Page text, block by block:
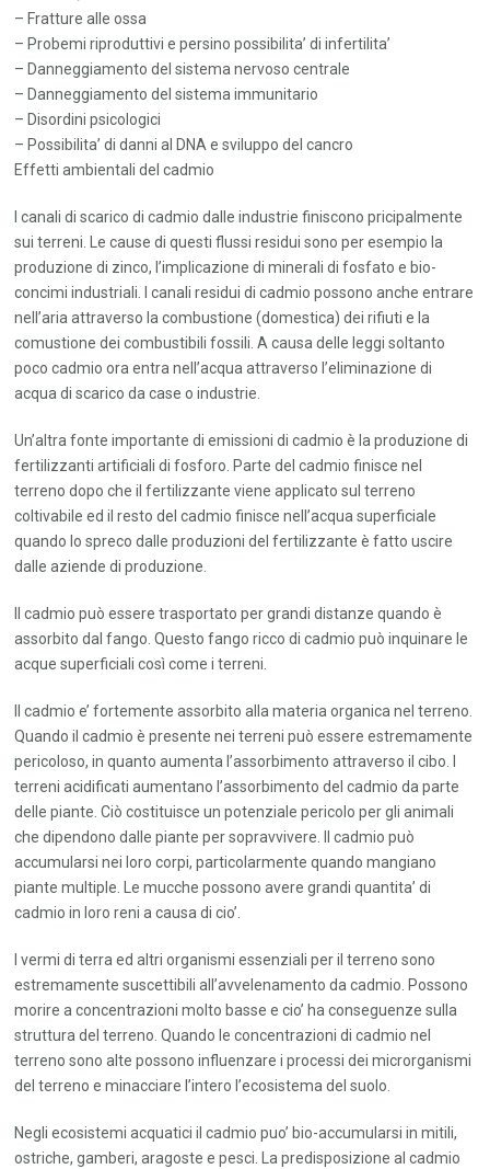
– Fratture alle ossa
– Probemi riproduttivi e persino possibilita’ di infertilita’
– Danneggiamento del sistema nervoso centrale
– Danneggiamento del sistema immunitario
– Disordini psicologici
– Possibilita’ di danni al DNA e sviluppo del cancro
Effetti ambientali del cadmio
I canali di scarico di cadmio dalle industrie finiscono pricipalmente
sui terreni. Le cause di questi flussi residui sono per esempio la
produzione di zinco, l’implicazione di minerali di fosfato e bio-
concimi industriali. I canali residui di cadmio possono anche entrare
nell’aria attraverso la combustione (domestica) dei rifiuti e la
comustione dei combustibili fossili. A causa delle leggi soltanto
poco cadmio ora entra nell’acqua attraverso l’eliminazione di
acqua di scarico da case o industrie.
Un’altra fonte importante di emissioni di cadmio è la produzione di
fertilizzanti artificiali di fosforo. Parte del cadmio finisce nel
terreno dopo che il fertilizzante viene applicato sul terreno
coltivabile ed il resto del cadmio finisce nell’acqua superficiale
quando lo spreco dalle produzioni del fertilizzante è fatto uscire
dalle aziende di produzione.
Il cadmio può essere trasportato per grandi distanze quando è
assorbito dal fango. Questo fango ricco di cadmio può inquinare le
acque superficiali così come i terreni.
Il cadmio e’ fortemente assorbito alla materia organica nel terreno.
Quando il cadmio è presente nei terreni può essere estremamente
pericoloso, in quanto aumenta l’assorbimento attraverso il cibo. I
terreni acidificati aumentano l’assorbimento del cadmio da parte
delle piante. Ciò costituisce un potenziale pericolo per gli animali
che dipendono dalle piante per sopravvivere. Il cadmio può
accumularsi nei loro corpi, particolarmente quando mangiano
piante multiple. Le mucche possono avere grandi quantita’ di
cadmio in loro reni a causa di cio’.
I vermi di terra ed altri organismi essenziali per il terreno sono
estremamente suscettibili all’avvelenamento da cadmio. Possono
morire a concentrazioni molto basse e cio’ ha conseguenze sulla
struttura del terreno. Quando le concentrazioni di cadmio nel
terreno sono alte possono influenzare i processi dei microrganismi
del terreno e minacciare l’intero l’ecosistema del suolo.
Negli ecosistemi acquatici il cadmio puo’ bio-accumularsi in mitili,
ostriche, gamberi, aragoste e pesci. La predisposizione al cadmio